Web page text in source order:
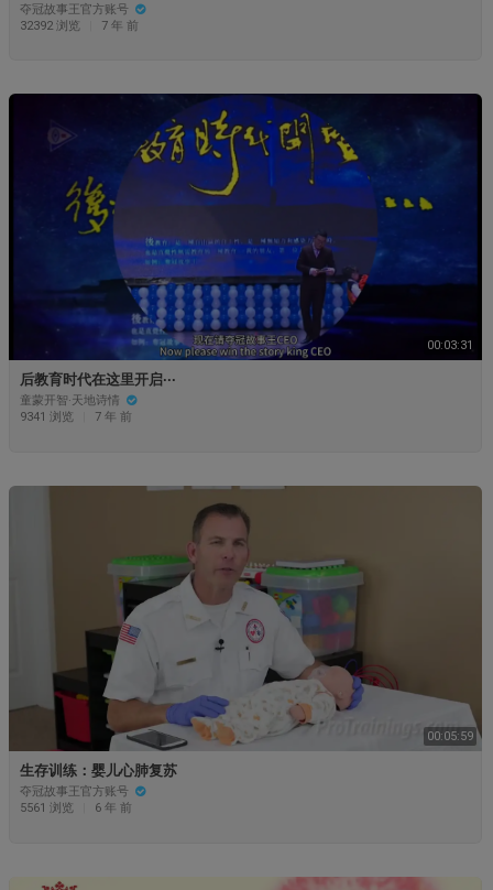
夺冠故事王官方账号
32392 浏览
7 年 前
00:03:31
后教育时代在这里开启···
童蒙开智·天地诗情
9341 浏览
7 年 前
00:05:59
生存训练：婴儿心肺复苏
夺冠故事王官方账号
5561 浏览
6 年 前